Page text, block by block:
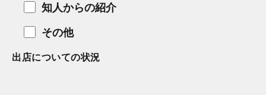
知人からの紹介
その他
出店についての状況